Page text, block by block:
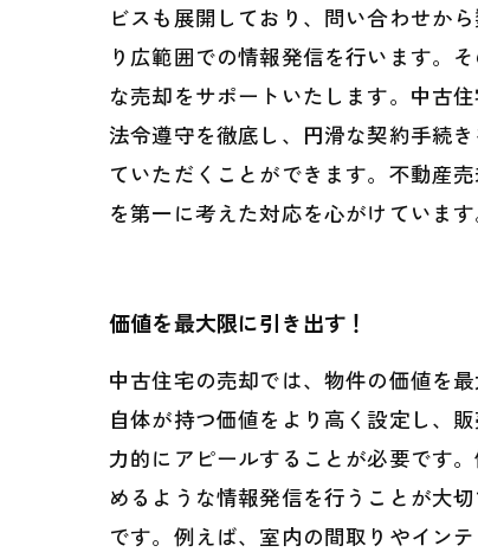
ビスも展開しており、問い合わせか
り広範囲での情報発信を行います。
な売却をサポートいたします。中古
法令遵守を徹底し、円滑な契約手続
ていただくことができます。不動産
を第一に考えた対応を心がけていま
価値を最大限に引き出す！
中古住宅の売却では、物件の価値を
自体が持つ価値をより高く設定し、
力的にアピールすることが必要です
めるような情報発信を行うことが大
です。例えば、室内の間取りやイン